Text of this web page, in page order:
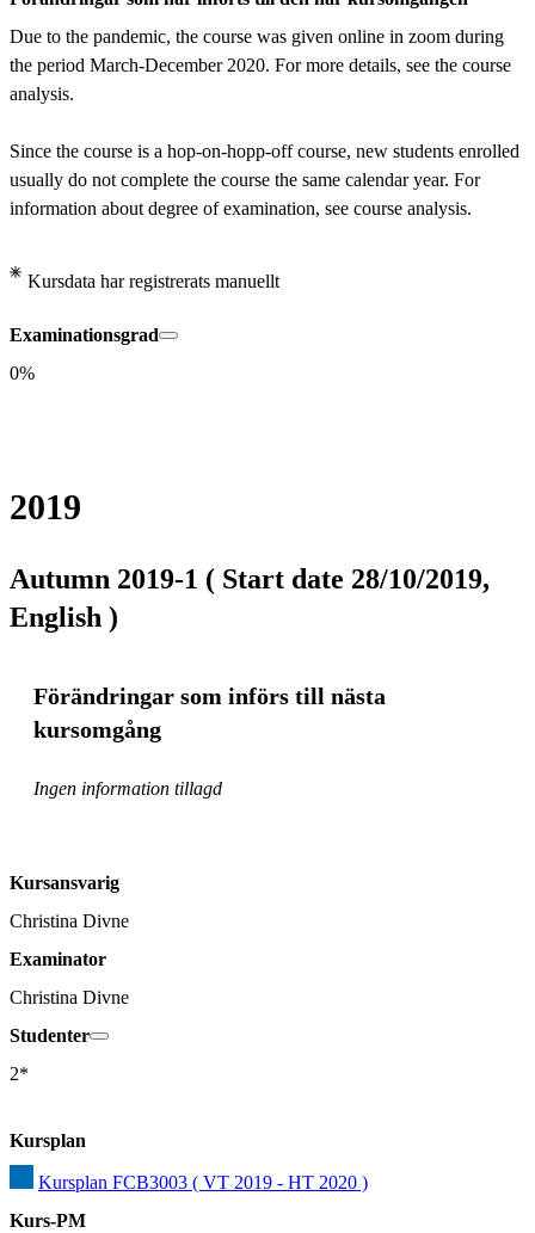
Due to the pandemic, the course was given online in zoom during
the period March-December 2020. For more details, see the course
analysis.
Since the course is a hop-on-hopp-off course, new students enrolled
usually do not complete the course the same calendar year. For
information about degree of examination, see course analysis.
Kursdata har registrerats manuellt
Examinationsgrad
0%
2019
Autumn 2019-1 ( Start date 28/10/2019,
English )
Förändringar som införs till nästa
kursomgång
Ingen information tillagd
Kursansvarig
Christina Divne
Examinator
Christina Divne
Studenter
2*
Kursplan
Kursplan FCB3003 ( VT 2019 - HT 2020 )
Kurs-PM